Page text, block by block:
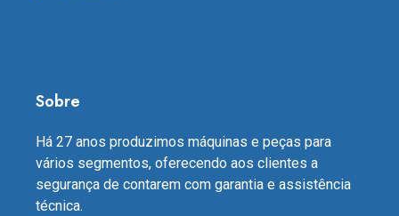
Sobre
Há 27 anos produzimos máquinas e peças para
vários segmentos, oferecendo aos clientes a
segurança de contarem com garantia e assistência
técnica.